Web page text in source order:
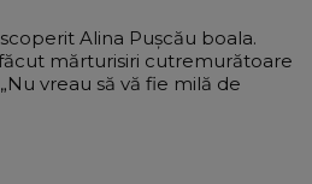
Alina Pușcău boala.
mărturisiri cutremurătoare
vreau să vă fie milă de